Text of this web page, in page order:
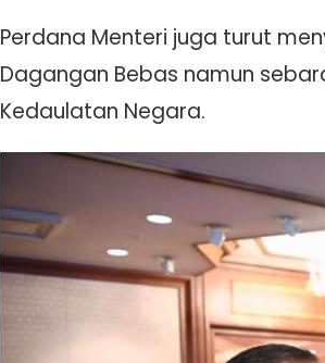
Perdana Menteri juga turut
Dagangan Bebas namun
Kedaulatan Negara.